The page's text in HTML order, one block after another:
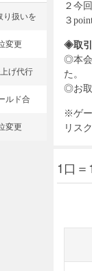
り扱いを
変更
げ代行
ルド合
変更
２今
３
◈取引
◎本会
た。
◎お取
※ゲー
リス
1口